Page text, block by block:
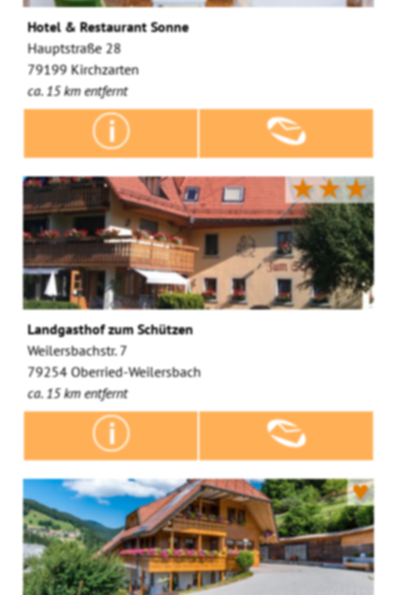
Hotel & Restaurant Sonne
Hauptstraße 28
79199 Kirchzarten
ca. 15 km entfernt
★★★
Landgasthof zum Schützen
Weilersbachstr. 7
79254 Oberried-Weilersbach
ca. 15 km entfernt
♥